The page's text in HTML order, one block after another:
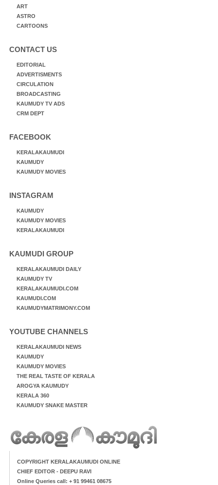
ART
ASTRO
CARTOONS
CONTACT US
EDITORIAL
ADVERTISMENTS
CIRCULATION
BROADCASTING
KAUMUDY TV ADS
CRM DEPT
FACEBOOK
KERALAKAUMUDI
KAUMUDY
KAUMUDY MOVIES
INSTAGRAM
KAUMUDY
KAUMUDY MOVIES
KERALAKAUMUDI
KAUMUDI GROUP
KERALAKAUMUDI DAILY
KAUMUDY TV
KERALAKAUMUDI.COM
KAUMUDI.COM
KAUMUDYMATRIMONY.COM
YOUTUBE CHANNELS
KERALAKAUMUDI NEWS
KAUMUDY
KAUMUDY MOVIES
THE REAL TASTE OF KERALA
AROGYA KAUMUDY
KERALA 360
KAUMUDY SNAKE MASTER
COPYRIGHT KERALAKAUMUDI ONLINE
CHIEF EDITOR - DEEPU RAVI
Online Queries call: + 91 99461 08675